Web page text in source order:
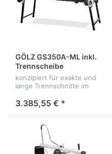
GÖLZ GS350A-ML inkl.
Trennscheibe
konzipiert für exakte und
lange Trennschnitte im
Laser
3.385,55 € *